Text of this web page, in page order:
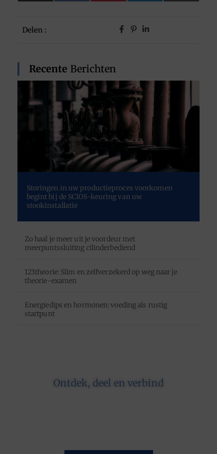
Delen :
Recente Berichten
Storingen in uw productieproces voorkomen
begint bij de SCIOS-keuring van uw
stookinstallatie
Zo haal je meer uit je voordeur met
meerpuntssluiting cilinderbediend
123theorie: Slim en zelfverzekerd op weg naar je
theorie-examen
Energiedips en hormonen: voeding als rustig
startpunt
Ontdek, deel en verbind
(Twitter)